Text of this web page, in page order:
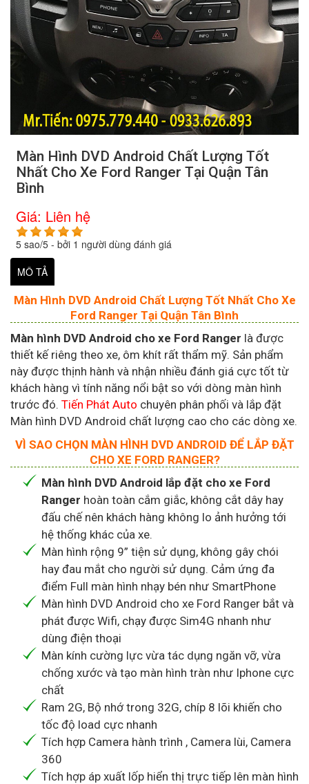
Màn Hình DVD Android Chất Lượng Tốt
Nhất Cho Xe Ford Ranger Tại Quận Tân
Bình
Giá: Liên hệ
5 sao/5 - bởi 1 người dùng đánh giá
MÔ TẢ
Màn Hình DVD Android Chất Lượng Tốt Nhất Cho Xe
Ford Ranger Tại Quận Tân Bình
Màn hình DVD Android cho xe Ford Ranger là được
thiết kế riêng theo xe, ôm khít rất thẩm mỹ. Sản phẩm
này được thịnh hành và nhận nhiều đánh giá cực tốt từ
khách hàng vì tính năng nổi bật so với dòng màn hình
trước đó. Tiến Phát Auto chuyên phân phối và lắp đặt
Màn hình DVD Android chất lượng cao cho các dòng xe.
VÌ SAO CHỌN MÀN HÌNH DVD ANDROID ĐỂ LẮP ĐẶT
CHO XE FORD RANGER?
Màn hình DVD Android lắp đặt cho xe Ford
Ranger hoàn toàn cắm giắc, không cắt dây hay
đấu chế nên khách hàng không lo ảnh hưởng tới
hệ thống khác của xe.
Màn hình rộng 9” tiện sử dụng, không gây chói
hay đau mắt cho người sử dụng. Cảm ứng đa
điểm Full màn hình nhạy bén như SmartPhone
Màn hình DVD Android cho xe Ford Ranger bắt và
phát được Wifi, chạy được Sim4G nhanh như
dùng điện thoại
Màn kính cường lực vừa tác dụng ngăn vỡ, vừa
chống xước và tạo màn hình tràn như Iphone cực
chất
Ram 2G, Bộ nhớ trong 32G, chíp 8 lõi khiến cho
tốc độ load cực nhanh
Tích hợp Camera hành trình , Camera lùi, Camera
360
Tích hợp áp xuất lốp hiển thị trực tiếp lên màn hình